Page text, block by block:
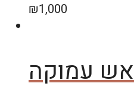
₪1,000
עמוקה